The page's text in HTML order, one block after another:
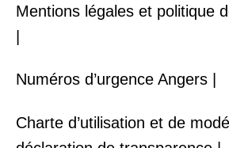
Mentions légales et politique
|
Numéros d’urgence Angers |
Charte d’utilisation et de